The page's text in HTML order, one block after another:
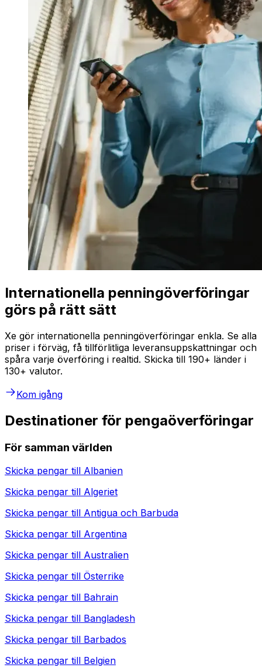
Internationella penningöverföringar
görs på rätt sätt
Xe gör internationella penningöverföringar enkla. Se alla
priser i förväg, få tillförlitliga leveransuppskattningar och
spåra varje överföring i realtid. Skicka till 190+ länder i
130+ valutor.
Kom igång
Destinationer för pengaöverföringar
För samman världen
Skicka pengar till Albanien
Skicka pengar till Algeriet
Skicka pengar till Antigua och Barbuda
Skicka pengar till Argentina
Skicka pengar till Australien
Skicka pengar till Österrike
Skicka pengar till Bahrain
Skicka pengar till Bangladesh
Skicka pengar till Barbados
Skicka pengar till Belgien